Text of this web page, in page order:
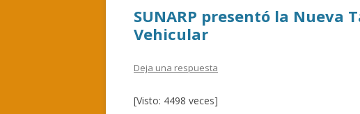
k r
SUNARP presentó la Nueva
Vehicular
Deja una respuesta
[Visto: 4498 veces]